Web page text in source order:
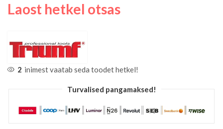
Laost hetkel otsas
2 inimest vaatab seda toodet hetkel!
Turvalised pangamaksed!